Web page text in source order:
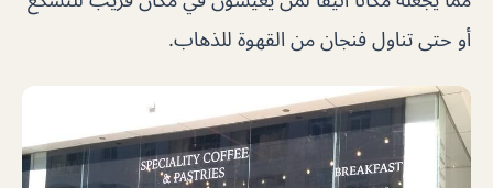
أو حتى تناول فنجان من القهوة للذهاب.